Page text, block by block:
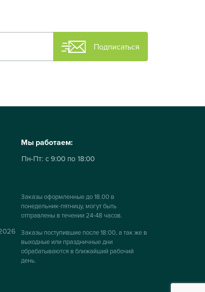
Подписаться
Мы работаем:
Пн-Пт: с 9:00 по 18:00
Заказы оформленные до 18.00 в
понедельник-пятницу, могут быть
отправлены в течении 24-48 часов.
Заказы поступившие после 18:00, а так же в
выходные или праздничные дни
обрабатываются в ближайший рабочий
день.